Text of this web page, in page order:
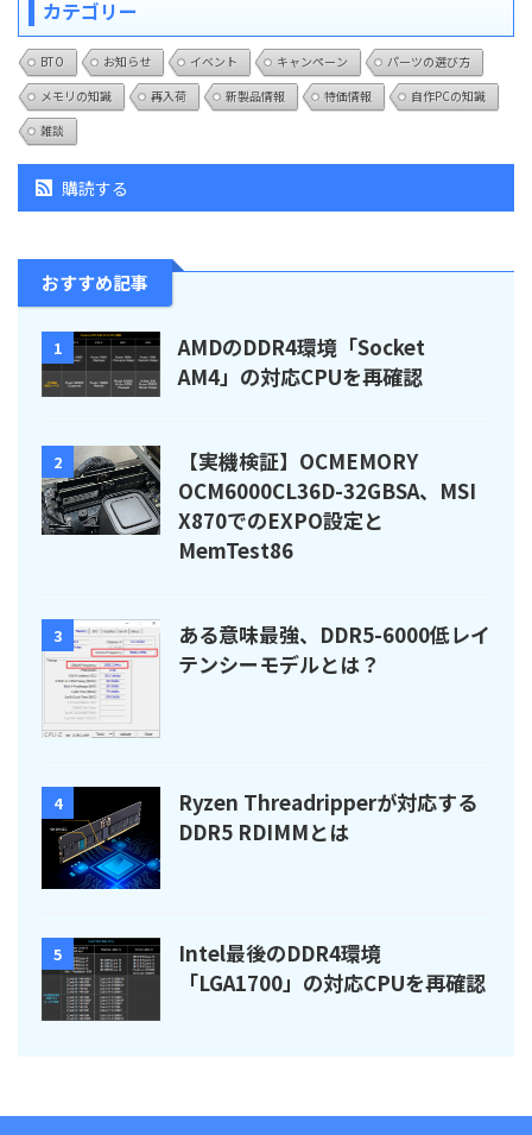
カテゴリー
BTO お知らせ イベント キャンペーン
パーツの選び方
メモリの知識
再入荷 新製品情報 特価情報
自作PCの知識
雑談
購読する
おすすめ記事
1
AMDのDDR4環境「Socket
AM4」の対応CPUを再確認
2
【実機検証】OCMEMORY
OCM6000CL36D-32GBSA、MSI
X870でのEXPO設定と
MemTest86
3
ある意味最強、DDR5-6000低レイ
テンシーモデルとは？
4
Ryzen Threadripperが対応する
DDR5 RDIMMとは
5
Intel最後のDDR4環境
「LGA1700」の対応CPUを再確認